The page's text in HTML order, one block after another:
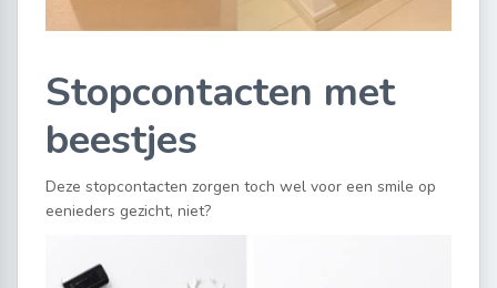
Stopcontacten met
beestjes
Deze stopcontacten zorgen toch wel voor een smile op
eenieders gezicht, niet?